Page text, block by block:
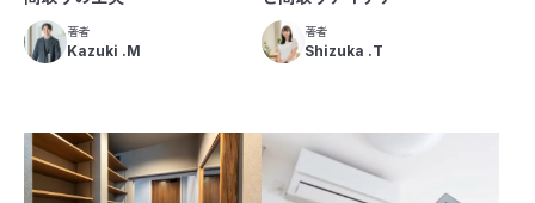
著者
Kazuki .M
著者
Shizuka .T